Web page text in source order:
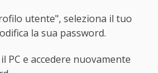
utente", seleziona il tuo
la sua password.
PC e accedere nuovamente